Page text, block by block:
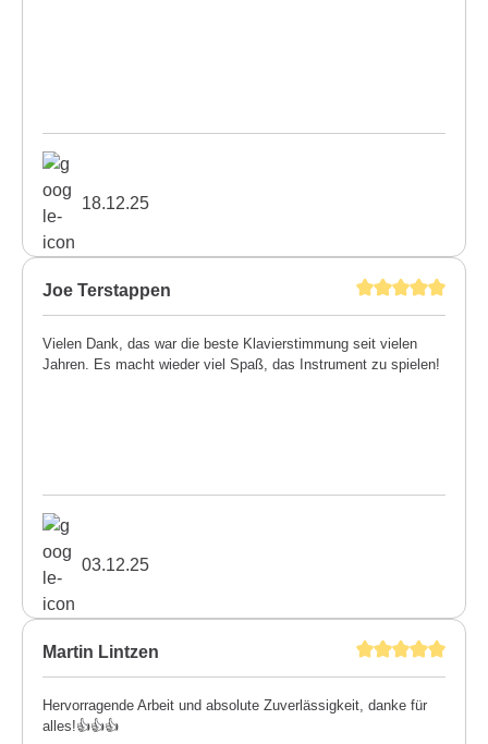
18.12.25
Joe Terstappen
Vielen Dank, das war die beste Klavierstimmung seit vielen
Jahren. Es macht wieder viel Spaß, das Instrument zu spielen!
03.12.25
Martin Lintzen
Hervorragende Arbeit und absolute Zuverlässigkeit, danke für
alles!👍👍👍